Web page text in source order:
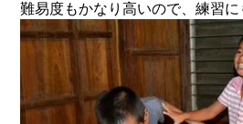
難易度もかなり高いので、練習に